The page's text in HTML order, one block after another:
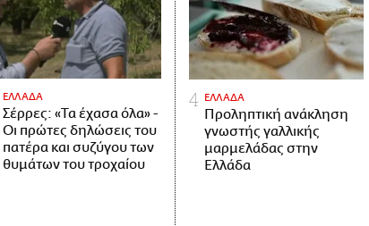
ΕΛΛΑΔΑ
Σέρρες: «Τα έχασα όλα» -
Οι πρώτες δηλώσεις του
πατέρα και συζύγου των
θυμάτων του τροχαίου
ΕΛΛΑΔΑ
Προληπτική ανάκληση
γνωστής γαλλικής
μαρμελάδας στην
Ελλάδα